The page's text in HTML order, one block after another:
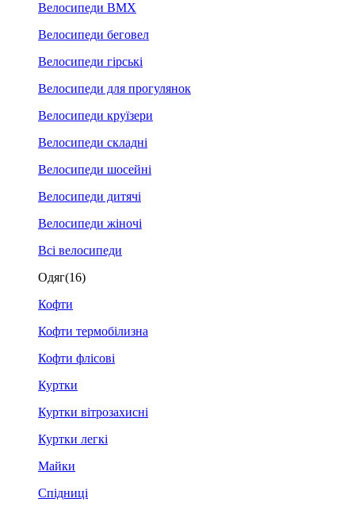
Велосипеди BMX
Велосипеди беговел
Велосипеди гірські
Велосипеди для прогулянок
Велосипеди круїзери
Велосипеди складні
Велосипеди шосейні
Велосипеди дитячі
Велосипеди жіночі
Всі велосипеди
Одяг(16)
Кофти
Кофти термобілизна
Кофти флісові
Куртки
Куртки вітрозахисні
Куртки легкі
Майки
Спідниці